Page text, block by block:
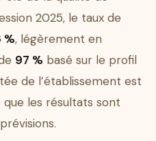
2025, le taux de
%, légèrement en
97 % basé sur le profil
de l’établissement est
que les résultats sont